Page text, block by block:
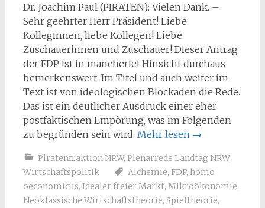
Dr. Joachim Paul (PIRATEN): Vielen Dank. –
Sehr geehrter Herr Präsident! Liebe
Kolleginnen, liebe Kollegen! Liebe
Zuschauerinnen und Zuschauer! Dieser Antrag
der FDP ist in mancherlei Hinsicht durchaus
bemerkenswert. Im Titel und auch weiter im
Text ist von ideologischen Blockaden die Rede.
Das ist ein deutlicher Ausdruck einer eher
postfaktischen Empörung, was im Folgenden
zu begründen sein wird. Mehr lesen →
Piratenfraktion NRW, Plenarrede Landtag NRW,
Wirtschaftspolitik
Alchemie, FDP, homo
oeconomicus, Idealer freier Markt, Mikroökonomie,
Neoklassische Wirtschaftstheorie, Spieltheorie,